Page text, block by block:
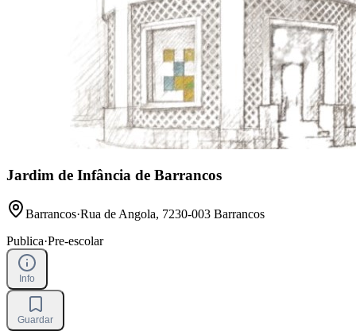
Jardim de Infância de Barrancos
Barrancos·Rua de Angola, 7230-003 Barrancos
Publica·Pre-escolar
Info
Guardar